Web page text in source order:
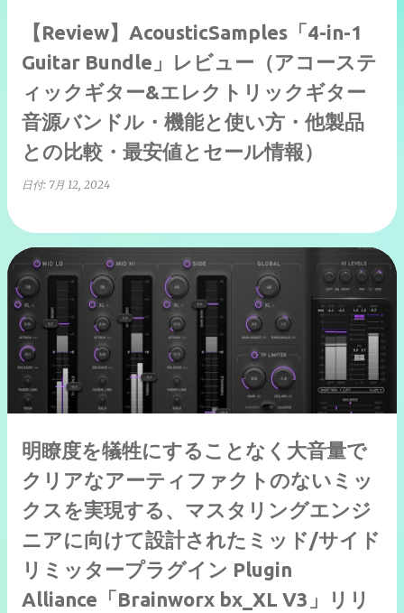
【Review】AcousticSamples「4-in-1
Guitar Bundle」レビュー（アコーステ
ィックギター&エレクトリックギター
音源バンドル・機能と使い方・他製品
との比較・最安値とセール情報）
日付: 7月 12, 2024
明瞭度を犠牲にすることなく大音量で
クリアなアーティファクトのないミッ
クスを実現する、マスタリングエンジ
ニアに向けて設計されたミッド/サイド
リミッタープラグイン Plugin
Alliance「Brainworx bx_XL V3」リリ